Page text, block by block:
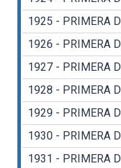
1925 - PRIMERA
1926 - PRIMERA
1927 - PRIMERA
1928 - PRIMERA
1929 - PRIMERA
1930 - PRIMERA
1931 - PRIMERA